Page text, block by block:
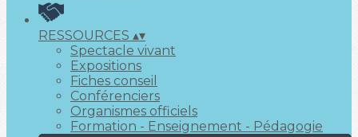
RESSOURCES ▴▾
Spectacle vivant
Expositions
Fiches conseil
Conférenciers
Organismes officiels
Formation - Enseignement - Pédagogie